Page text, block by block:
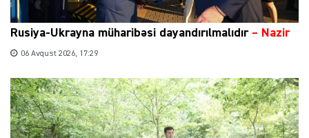
Rusiya-Ukrayna müharibəsi dayandırılmalıdır– Nazir
06 Avqust 2026, 17:29